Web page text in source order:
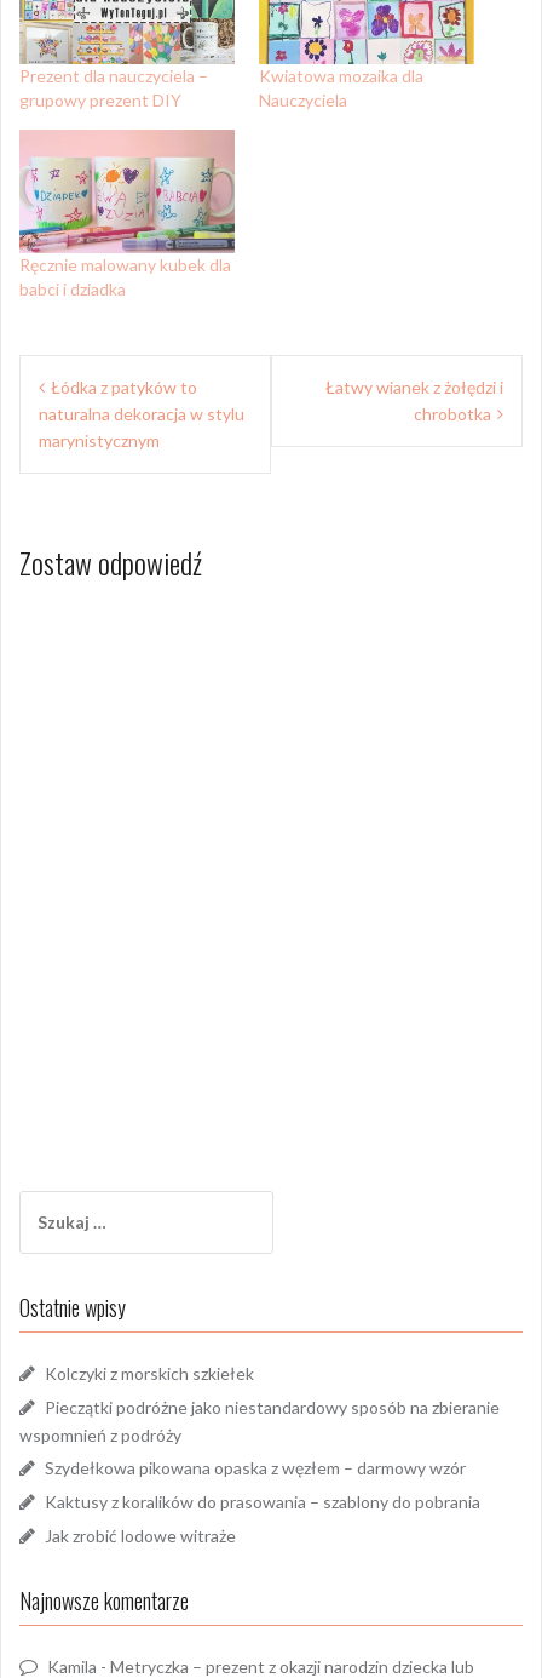
Prezent dla nauczyciela –
grupowy prezent DIY
Kwiatowa mozaika dla
Nauczyciela
Ręcznie malowany kubek dla
babci i dziadka
Nawigacja
wpisu
Łódka z patyków to
naturalna dekoracja w stylu
marynistycznym
Łatwy wianek z żołędzi i
chrobotka
Zostaw odpowiedź
Ostatnie wpisy
Kolczyki z morskich szkiełek
Pieczątki podróżne jako niestandardowy sposób na zbieranie
wspomnień z podróży
Szydełkowa pikowana opaska z węzłem – darmowy wzór
Kaktusy z koralików do prasowania – szablony do pobrania
Jak zrobić lodowe witraże
Najnowsze komentarze
Kamila - Metryczka – prezent z okazji narodzin dziecka lub